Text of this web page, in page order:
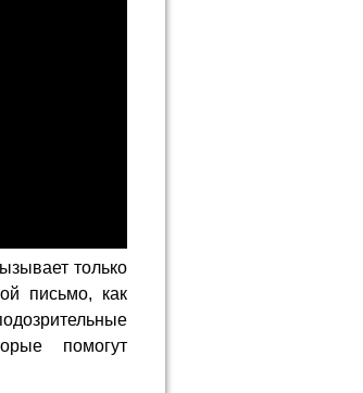
только
письмо, как
помогут